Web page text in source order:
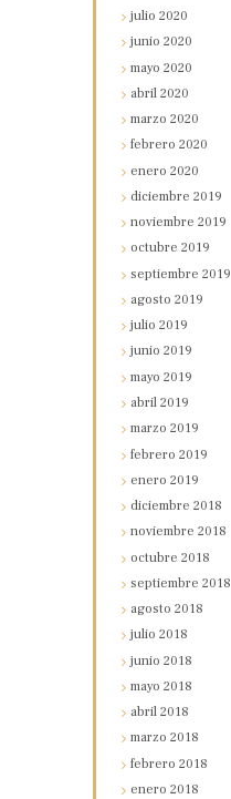
julio2020
junio2020
mayo2020
abril2020
marzo2020
febrero2020
enero2020
diciembre2019
noviembre2019
octubre2019
septiembre2019
agosto2019
julio2019
junio2019
mayo2019
abril2019
marzo2019
febrero2019
enero2019
diciembre2018
noviembre2018
octubre2018
septiembre2018
agosto2018
julio2018
junio2018
mayo2018
abril2018
marzo2018
febrero2018
enero2018